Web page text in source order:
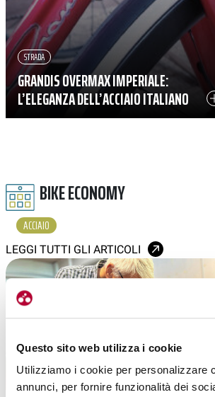
Questo sito web utilizza i cookie
Utilizziamo i cookie per personalizzare
annunci, per fornire funzionalità dei
STRADA
GRANDIS OVERMAX IMPERIALE:
L’ELEGANZA DELL’ACCIAIO ITALIANO
BIKE ECONOMY
ACCIAIO
LEGGI TUTTI GLI ARTICOLI